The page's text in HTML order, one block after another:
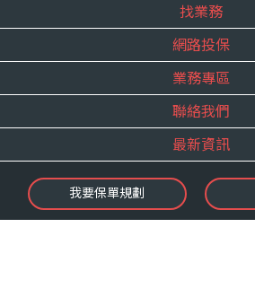
重要事跡
得獎紀錄
服務宣言
合作夥伴
內勤招聘
精英招募
年度增員計畫
找業務
網路投保
業務專區
E 線資源網
聯絡我們
最新資訊
最新消息
錠嵂焦點
我要保單規劃